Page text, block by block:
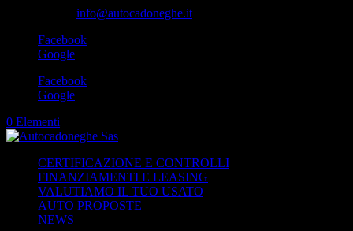
info@autocadoneghe.it
Facebook
Google
Facebook
Google
0 Elementi
CERTIFICAZIONE E CONTROLLI
FINANZIAMENTI E LEASING
VALUTIAMO IL TUO USATO
AUTO PROPOSTE
NEWS